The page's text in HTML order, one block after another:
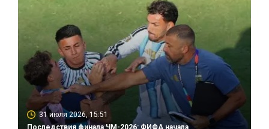
31 июля 2026, 15:51
Последствия финала ЧМ-2026: ФИФА начала